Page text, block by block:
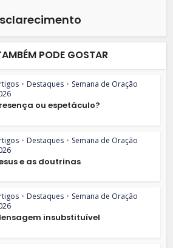
PODE GOSTAR
• Destaques • Semana de Oração
ou espetáculo?
• Destaques • Semana de Oração
e as doutrinas
• Destaques • Semana de Oração
insubstituível